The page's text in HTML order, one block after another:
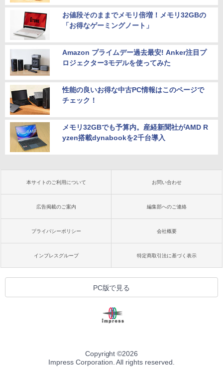
お値段そのままでメモリ倍増！メモリ32GBの
「お得なゲーミングノート」
Amazon プライムデー過去最安! Anker注目プ
ロジェクター3モデルを使ってみた
性能の良いお得な中古PC情報はこのページで
チェック！
メモリ32GBでも予算内。産経新聞社がAMD R
yzen搭載dynabookを2千台導入
本サイトのご利用について お問い合わせ
広告掲載のご案内 編集部へのご連絡
プライバシーポリシー 会社概要
インプレスグループ 特定商取引法に基づく表示
PC版で見る
Copyright ©2026
Impress Corporation. All rights reserved.